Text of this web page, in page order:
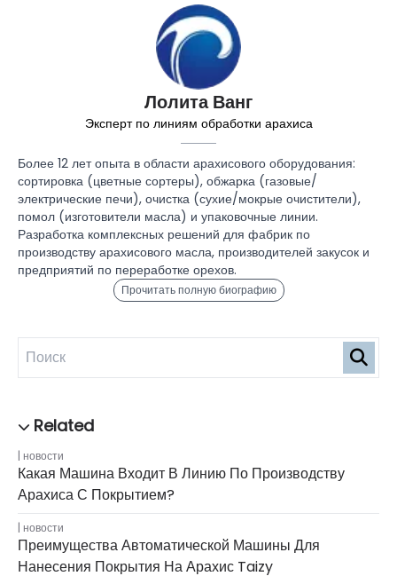
Лолита Ванг
Эксперт по линиям обработки арахиса
Более 12 лет опыта в области арахисового оборудования:
сортировка (цветные сортеры), обжарка (газовые/
электрические печи), очистка (сухие/мокрые очистители),
помол (изготовители масла) и упаковочные линии.
Разработка комплексных решений для фабрик по
производству арахисового масла, производителей закусок и
предприятий по переработке орехов.
Прочитать полную биографию
новости
Какая Машина Входит В Линию По Производству
Арахиса С Покрытием?
новости
Преимущества Автоматической Машины Для
Нанесения Покрытия На Арахис Taizy